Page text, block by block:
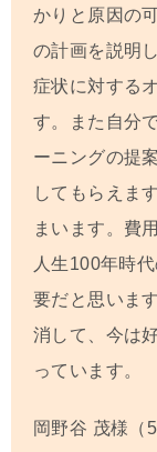
かりと原因の
の計画を説明
症状に対する
す。また自分
ーニングの提
してもらえます
まいます。 費
人生100年時
要だと思いま
消して、 今は
っています。
岡野谷 茂様（